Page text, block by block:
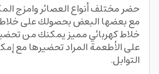
حضر مختلف أنواع العصائر وامزج
خلاط كهربائي مميز يمكنك من
على الأطعمة المراد تحضيرها مع
التوابل.